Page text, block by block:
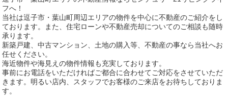
フへ！
当社は逗子市・葉山町周辺エリアの物件を中心に不動産のご紹介をし
ております。また、住宅ローンや不動産売却についてのご相談も随時
承ります。
新築戸建、中古マンション、土地の購入等、不動産の事なら当社へお
任せください。
海近物件や海見えの物件情報も充実しております。
事前にお電話をいただければご都合に合わせてご対応をさせていただ
きます。明るい店内、スタッフでお客様のご来店をお待ちしておりま
す。